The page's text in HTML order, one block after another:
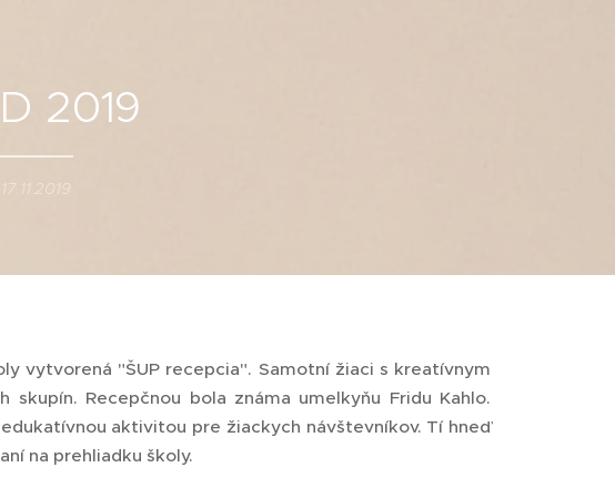
2019
17.11.2019
vytvorená "ŠUP recepcia". Samotní žiaci s kreatívnym
Recepčnou bola známa umelkyňu Fridu Kahlo.
aktivitou pre žiackych návštevníkov. Tí hneď
na prehliadku školy.